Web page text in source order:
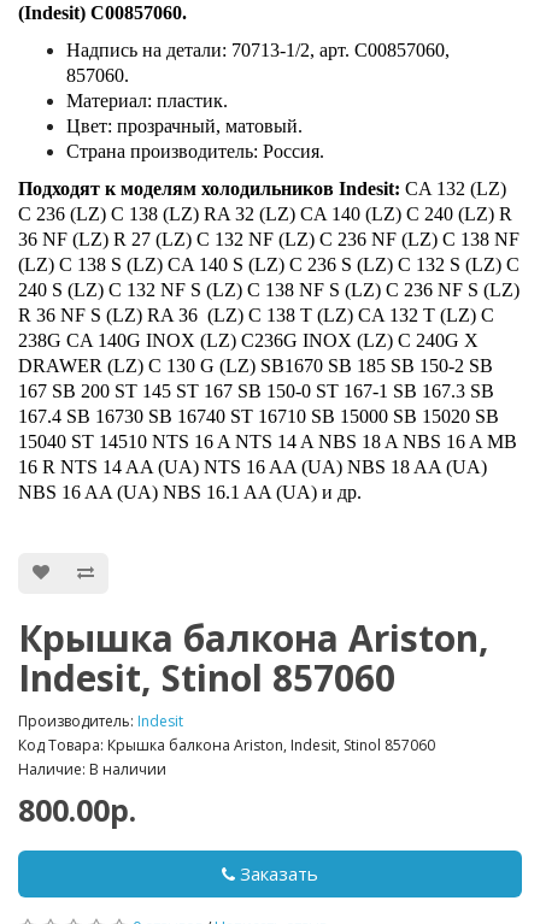
(Indesit) C00857060.
Надпись на детали: 70713-1/2, арт. C00857060,
857060.
Материал: пластик.
Цвет: прозрачный, матовый.
Страна производитель: Россия.
Подходят к моделям холодильников Indesit: CA 132 (LZ)
C 236 (LZ) C 138 (LZ) RA 32 (LZ) CA 140 (LZ) C 240 (LZ) R
36 NF (LZ) R 27 (LZ) C 132 NF (LZ) C 236 NF (LZ) C 138 NF
(LZ) C 138 S (LZ) CA 140 S (LZ) C 236 S (LZ) C 132 S (LZ) C
240 S (LZ) C 132 NF S (LZ) C 138 NF S (LZ) C 236 NF S (LZ)
R 36 NF S (LZ) RA 36 (LZ) C 138 T (LZ) CA 132 T (LZ) C
238G CA 140G INOX (LZ) C236G INOX (LZ) C 240G X
DRAWER (LZ) C 130 G (LZ) SB1670 SB 185 SB 150-2 SB
167 SB 200 ST 145 ST 167 SB 150-0 ST 167-1 SB 167.3 SB
167.4 SB 16730 SB 16740 ST 16710 SB 15000 SB 15020 SB
15040 ST 14510 NTS 16 A NTS 14 A NBS 18 A NBS 16 A MB
16 R NTS 14 AA (UA) NTS 16 AA (UA) NBS 18 AA (UA)
NBS 16 AA (UA) NBS 16.1 AA (UA) и др.
Крышка балкона Ariston,
Indesit, Stinol 857060
Производитель: Indesit
Код Товара: Крышка балкона Ariston, Indesit, Stinol 857060
Наличие: В наличии
800.00р.
Заказать